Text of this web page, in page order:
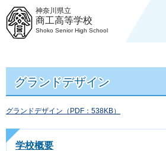
神奈川県立
商工高等学校
Shoko Senior High School
グランドデザイン
グランドデザイン（PDF：538KB）
学校概要